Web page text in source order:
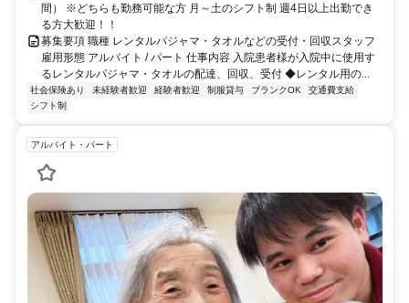
間） ※どちらも勤務可能な方 月～土のシフト制 週4日以上出勤でき
る方大歓迎！！
募集要項 職種 レンタルパジャマ・タオルなどの受付・回収スタッフ
雇用形態 アルバイト / パート 仕事内容 入院患者様が入院中に使用す
るレンタルパジャマ・タオルの配達、回収、受付 ◆レンタル用の...
社会保険あり 未経験者歓迎 経験者歓迎 制服貸与 ブランクOK
交通費支給
シフト制
アルバイト・パート